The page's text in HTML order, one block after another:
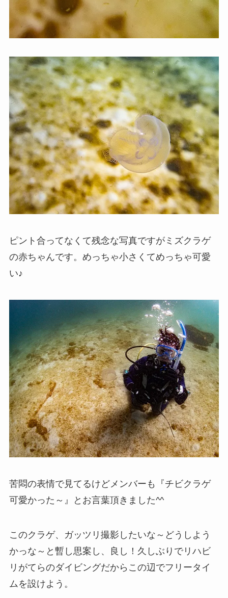
ピント合ってなくて残念な写真ですがミズクラゲ
の赤ちゃんです。めっちゃ小さくてめっちゃ可愛
い♪
苦悶の表情で見てるけどメンバーも『チビクラゲ
可愛かった～』とお言葉頂きました^^
このクラゲ、ガッツリ撮影したいな～どうしよう
かっな～と暫し思案し、良し！久しぶりでリハビ
リがてらのダイビングだからこの辺でフリータイ
ムを設けよう。